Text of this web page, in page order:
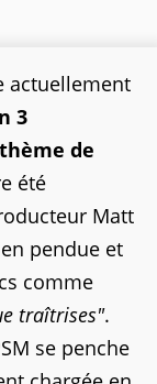
actuellement
3
de
été
Matt
pendue et
comme
traîtrises".
se penche